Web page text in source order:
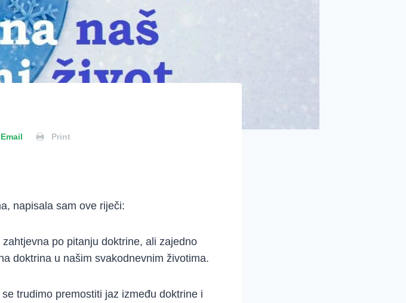
Email Print
napisala sam ove riječi:
po pitanju doktrine, ali zajedno
doktrina u našim svakodnevnim životima.
trudimo premostiti jaz između doktrine i